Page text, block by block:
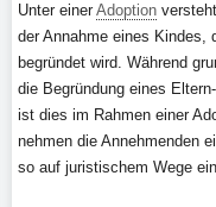
Unter einer Adoption
der Annahme eines Kindes,
begründet wird. Während
die Begründung eines
ist dies im Rahmen einer
nehmen die Annehmenden
so auf juristischem Wege